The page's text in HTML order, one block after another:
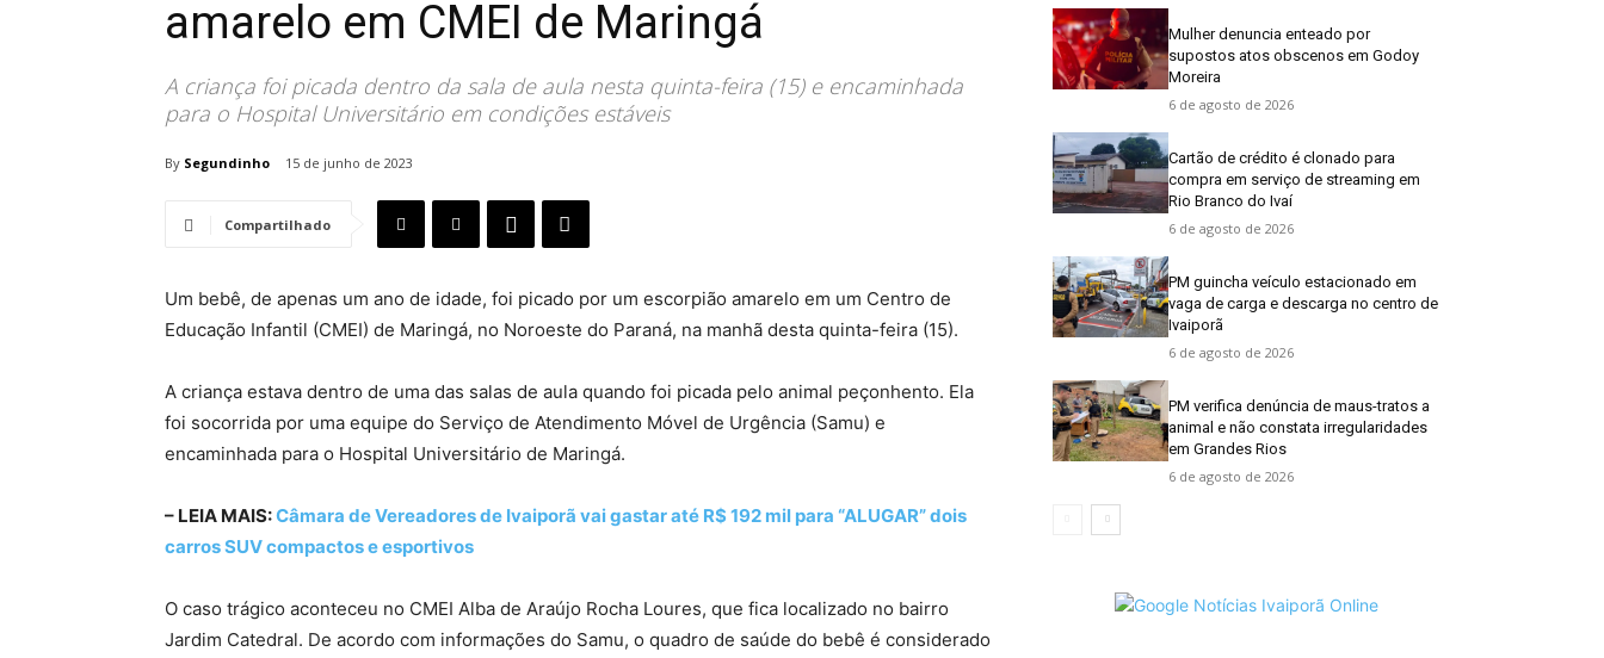
amarelo em CMEI de Maringá
A criança foi picada dentro da sala de aula nesta quinta-feira (15) e encaminhada
para o Hospital Universitário em condições estáveis
By Segundinho 15 de junho de 2023
Compartilhado
Um bebê, de apenas um ano de idade, foi picado por um escorpião amarelo em um Centro de
Educação Infantil (CMEI) de Maringá, no Noroeste do Paraná, na manhã desta quinta-feira (15).
A criança estava dentro de uma das salas de aula quando foi picada pelo animal peçonhento. Ela
foi socorrida por uma equipe do Serviço de Atendimento Móvel de Urgência (Samu) e
encaminhada para o Hospital Universitário de Maringá.
– LEIA MAIS:Câmara de Vereadores de Ivaiporã vai gastar até R$ 192 mil para “ALUGAR” dois
carros SUV compactos e esportivos
O caso trágico aconteceu no CMEI Alba de Araújo Rocha Loures, que fica localizado no bairro
Jardim Catedral. De acordo com informações do Samu, o quadro de saúde do bebê é considerado
Mulher denuncia enteado por
supostos atos obscenos em Godoy
Moreira
6 de agosto de 2026
Cartão de crédito é clonado para
compra em serviço de streaming em
Rio Branco do Ivaí
6 de agosto de 2026
PM guincha veículo estacionado em
vaga de carga e descarga no centro de
Ivaiporã
6 de agosto de 2026
PM verifica denúncia de maus-tratos a
animal e não constata irregularidades
em Grandes Rios
6 de agosto de 2026